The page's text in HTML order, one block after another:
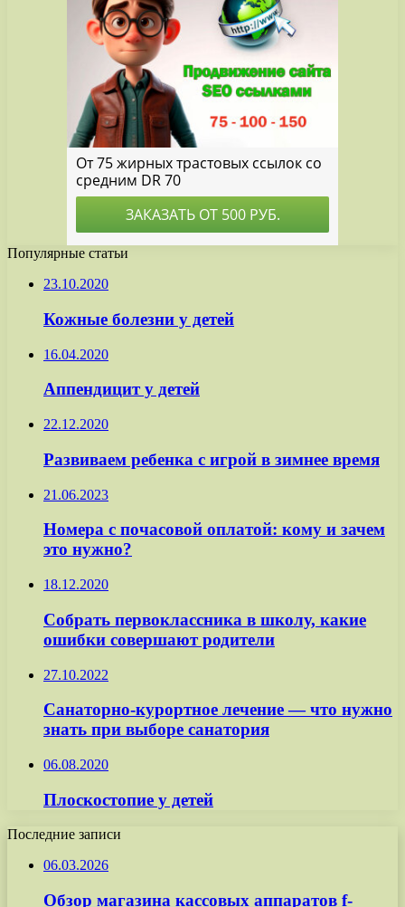
Популярные статьи
23.10.2020
Кожные болезни у детей
16.04.2020
Аппендицит у детей
22.12.2020
Развиваем ребенка с игрой в зимнее время
21.06.2023
Номера с почасовой оплатой: кому и зачем
это нужно?
18.12.2020
Собрать первоклассника в школу, какие
ошибки совершают родители
27.10.2022
Санаторно-курортное лечение — что нужно
знать при выборе санатория
06.08.2020
Плоскостопие у детей
Последние записи
06.03.2026
Обзор магазина кассовых аппаратов f-